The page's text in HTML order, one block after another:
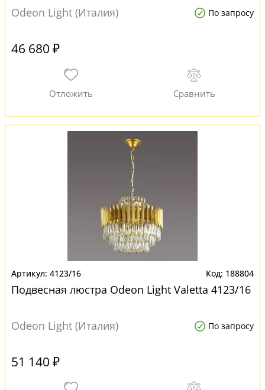
Odeon Light (Италия) По запросу
46 680 ₽
4123/16 188804
Подвесная люстра Odeon Light Valetta 4123/16
Odeon Light (Италия) По запросу
51 140 ₽